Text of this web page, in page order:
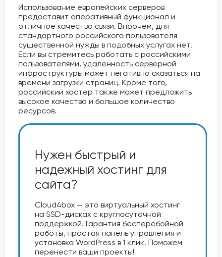
Использование европейских серверов
предоставит оперативный функционал и
отличное качество связи. Впрочем, для
стандартного российского пользователя
существенной нужды в подобных услугах нет.
Если вы стремитесь работать с российскими
пользователями, удаленность серверной
инфраструктуры может негативно сказаться на
времени загрузки страниц. Кроме того,
российский хостер также может предложить
высокое качество и большое количество
ресурсов.
Нужен быстрый и
надежный хостинг для
сайта?
Cloud4box — это виртуальный хостинг
на SSD-дисках с круглосуточной
поддержкой. Гарантия бесперебойной
работы, простая панель управления и
установка WordPress в 1 клик. Поможем
перенести ваши проекты!